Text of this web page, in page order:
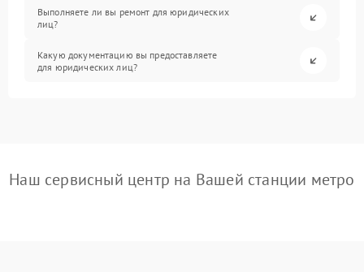
Выполняете ли вы ремонт для юридических
лиц?
Какую документацию вы предоставляете
для юридических лиц?
Наш сервисный центр на Вашей станции метро